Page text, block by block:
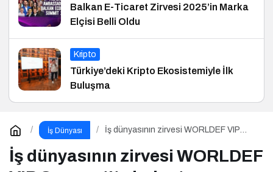
Balkan E-Ticaret Zirvesi 2025’in Marka
Elçisi Belli Oldu
Kripto
Türkiye’deki Kripto Ekosistemiyle İlk
Buluşma
İş Dünyası
İş dünyasının zirvesi WORLDEF VIP
İş dünyasının zirvesi WORLDEF